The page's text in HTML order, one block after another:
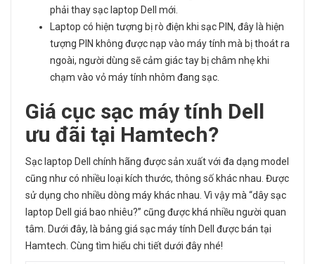
phải thay sạc laptop Dell mới.
Laptop có hiện tượng bị rò điện khi sạc PIN, đây là hiện
tượng PIN không được nạp vào máy tính mà bị thoát ra
ngoài, người dùng sẽ cảm giác tay bị châm nhẹ khi
chạm vào vỏ máy tính nhôm đang sạc.
Giá cục sạc máy tính Dell
ưu đãi tại Hamtech?
Sạc laptop Dell chính hãng được sản xuất với đa dạng model
cũng như có nhiều loại kích thước, thông số khác nhau. Được
sử dụng cho nhiều dòng máy khác nhau. Vì vậy mà “dây sạc
laptop Dell giá bao nhiêu?” cũng được khá nhiều người quan
tâm. Dưới đây, là bảng giá sạc máy tính Dell được bán tại
Hamtech. Cùng tìm hiểu chi tiết dưới đây nhé!